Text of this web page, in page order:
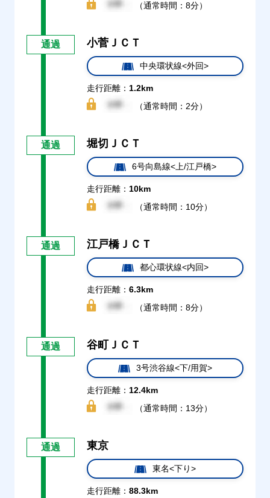
（通常時間：8分）
通過 小菅ＪＣＴ
中央環状線<外回>
走行距離： 1.2km
（通常時間：2分）
通過 堀切ＪＣＴ
6号向島線<上/江戸橋>
走行距離： 10km
（通常時間：10分）
通過 江戸橋ＪＣＴ
都心環状線<内回>
走行距離： 6.3km
（通常時間：8分）
通過 谷町ＪＣＴ
3号渋谷線<下/用賀>
走行距離： 12.4km
（通常時間：13分）
通過 東京
東名<下り>
走行距離： 88.3km